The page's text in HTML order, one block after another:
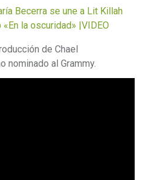
Becerra se une a Lit Killah
la oscuridad» |VIDEO
de Chael
nominado al Grammy.